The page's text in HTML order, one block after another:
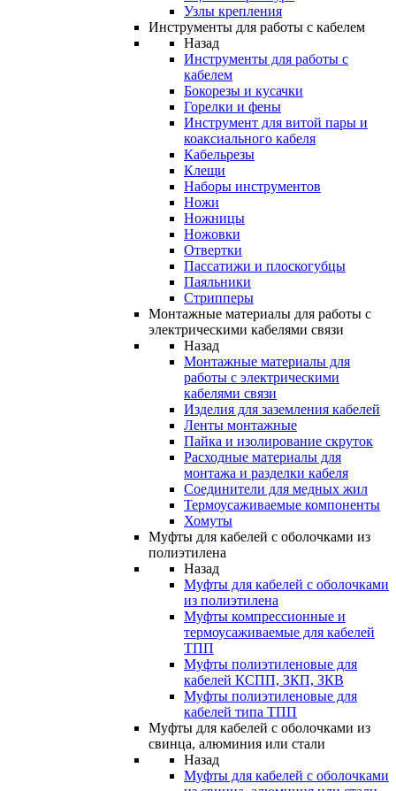
Узлы крепления
Инструменты для работы с кабелем
Назад
Инструменты для работы с
кабелем
Бокорезы и кусачки
Горелки и фены
Инструмент для витой пары и
коаксиального кабеля
Кабельрезы
Клещи
Наборы инструментов
Ножи
Ножницы
Ножовки
Отвертки
Пассатижи и плоскогубцы
Паяльники
Стрипперы
Монтажные материалы для работы с
электрическими кабелями связи
Назад
Монтажные материалы для
работы с электрическими
кабелями связи
Изделия для заземления кабелей
Ленты монтажные
Пайка и изолирование скруток
Расходные материалы для
монтажа и разделки кабеля
Соединители для медных жил
Термоусаживаемые компоненты
Хомуты
Муфты для кабелей с оболочками из
полиэтилена
Назад
Муфты для кабелей с оболочками
из полиэтилена
Муфты компрессионные и
термоусаживаемые для кабелей
ТПП
Муфты полиэтиленовые для
кабелей КСПП, ЗКП, ЗКВ
Муфты полиэтиленовые для
кабелей типа ТПП
Муфты для кабелей с оболочками из
свинца, алюминия или стали
Назад
Муфты для кабелей с оболочками